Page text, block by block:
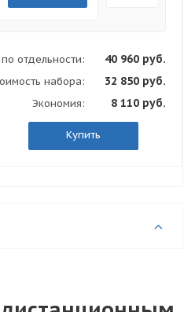
отдельности: 40 960 руб.
набора: 32 850 руб.
Экономия: 8 110 руб.
Купить